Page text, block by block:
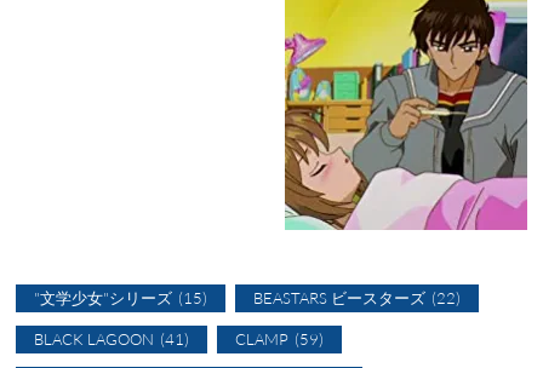
"文学少女"シリーズ (15) BEASTARS ビースターズ (22)
BLACK LAGOON (41) CLAMP (59)